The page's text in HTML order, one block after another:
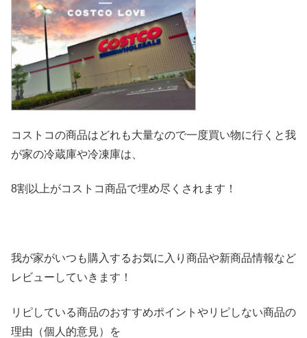
コストコの商品はどれも大量なので一度買い物に行くと我
が家の冷蔵庫や冷凍庫は、
8割以上がコストコ商品で埋め尽くされます！
我が家がいつも購入するお気に入り商品や新商品情報など
レビ ューしていきます！
リピしている商品のおすすめポイントやリピしない商品の
理由（個人的意見）を